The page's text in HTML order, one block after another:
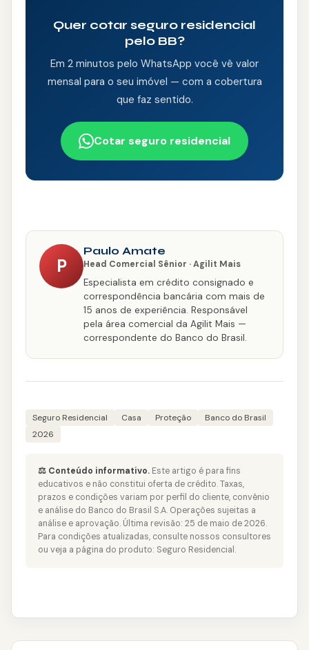
Quer cotar seguro residencial
pelo BB?
Em 2 minutos pelo WhatsApp você vê valor
mensal para o seu imóvel — com a cobertura
que faz sentido.
Cotar seguro residencial
P
Paulo Amate
Head Comercial Sênior · Agilit Mais
Especialista em crédito consignado e
correspondência bancária com mais de
15 anos de experiência. Responsável
pela área comercial da Agilit Mais —
correspondente do Banco do Brasil.
Seguro Residencial Casa Proteção
Banco do Brasil
2026
⚖️ Conteúdo informativo.Este artigo é para fins
educativos e não constitui oferta de crédito. Taxas,
prazos e condições variam por perfil do cliente, convênio
e análise do Banco do Brasil S.A. Operações sujeitas a
análise e aprovação. Última revisão: 25 de maio de 2026.
Para condições atualizadas, consulte nossos consultores
ou veja a página do produto: Seguro Residencial .